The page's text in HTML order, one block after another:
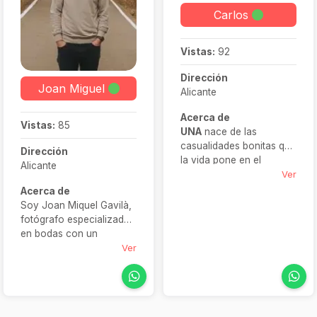
Joan Miguel
Vistas: 85
Dirección
Alicante
Acerca de
Soy Joan Miquel Gavilà,
fotógrafo especializado
en bodas con un
enfoque documental y
natural. Desde hace más
de diez años me dedico
Ver
Carlos
Vistas: 92
Dirección
Alicante
Acerca de
UNA nace de las
casualidades bonitas que
la vida pone en el
con sensibilidad y detalle.
Ver